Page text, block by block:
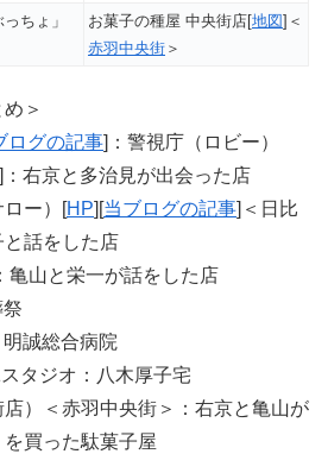
ちょ」
お菓子の種屋 中央街店[地図]＜
赤羽中央街 ＞
＞
ログの記事]：警視庁（ロビー）
]：右京と多治見が出会った店
ロー）[HP][当ブログの記事]＜日比
話をした店
亀山と栄一が話をした店
明誠総合病院
タジオ：八木厚子宅
）＜赤羽中央街＞：右京と亀山が
を買った駄菓子屋